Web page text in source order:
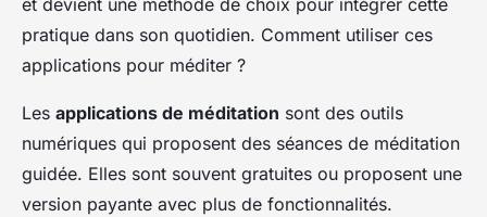
et devient une méthode de choix pour intégrer cette
pratique dans son quotidien. Comment utiliser ces
applications pour méditer ?
Les applications de méditation sont des outils
numériques qui proposent des séances de méditation
guidée. Elles sont souvent gratuites ou proposent une
version payante avec plus de fonctionnalités.